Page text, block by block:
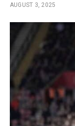
AUGUST 3, 2025